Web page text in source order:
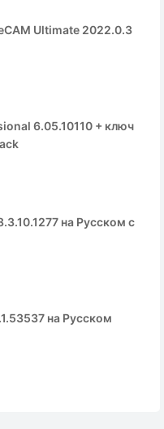
Ultimate 2022.0.3
6.05.10110 + ключ
на Русском с
на Русском